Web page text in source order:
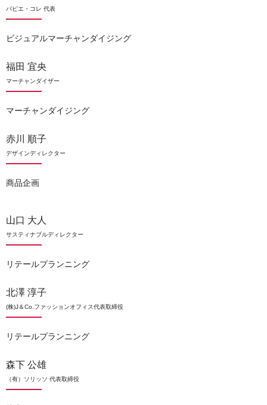
パピエ・コレ 代表
ビジュアルマーチャンダイジング
福田 宜央
マーチャンダイザー
マーチャンダイジング
赤川 順子
デザインディレクター
商品企画
山口 大人
サスティナブルディレクター
リテールプランニング
北澤 淳子
(株)J＆Co.ファッションオフィス代表取締役
リテールプランニング
森下 公雄
（有）ソリッソ 代表取締役